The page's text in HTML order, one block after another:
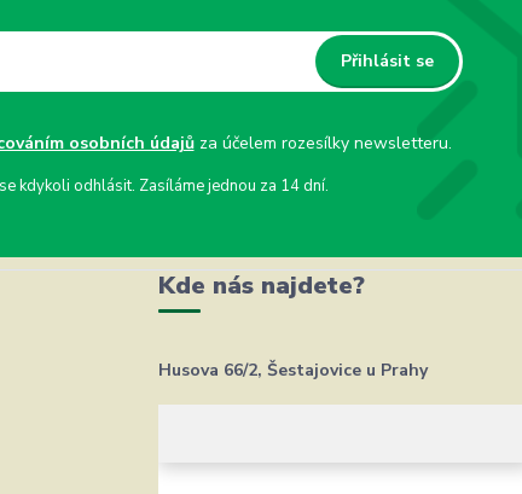
Přihlásit se
osobních údajůza účelem rozesílky newsletteru.
kdykoli odhlásit. Zasíláme jednou za 14 dní.
Kde nás najdete?
Husova 66/2, Šestajovice u Prahy